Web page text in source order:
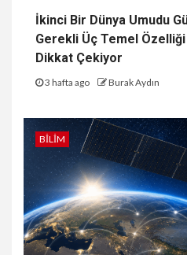
İkinci Bir Dünya Umudu
Gerekli Üç Temel Özelliği
Dikkat Çekiyor
3 hafta ago Burak Aydın
BILIM